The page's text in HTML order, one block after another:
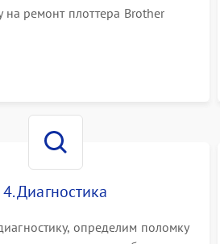
на ремонт плоттера Brother
4. Диагностика
определим поломку